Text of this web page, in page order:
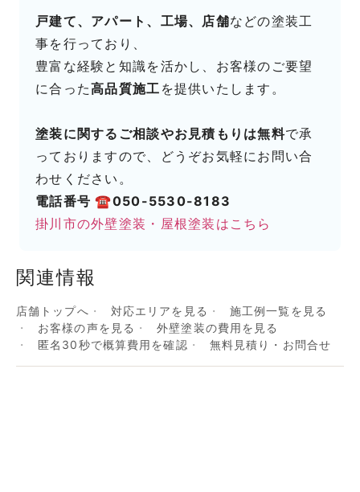
戸建て、アパート、工場、店舗などの塗装工
事を行っており、
豊富な経験と知識を活かし、お客様のご要望
に合った高品質施工 を提供いたします。
塗装に関するご相談やお見積もりは無料で承
っておりますので、どうぞお気軽にお問い合
わせください。
電話番号 ☎050-5530-8183
掛川市の外壁塗装・屋根塗装はこちら
関連情報
店舗トップへ 対応エリアを見る
施工例一覧を見る
お客様の声を見る
外壁塗装の費用を見る
匿名30秒で概算費用を確認
無料見積り・お問合せ